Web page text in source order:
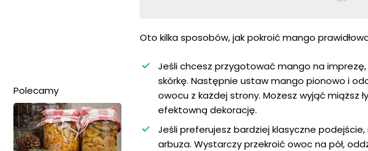
Oto kilka sposobów, jak pokroić mango
Jeśli chcesz przygotować mango na
skórkę. Następnie ustaw mango pionowo i
owocu z każdej strony. Możesz wyjąć miąższ
efektowną dekorację.
Jeśli preferujesz bardziej klasyczne
arbuza. Wystarczy przekroić owoc na pół,
Polecamy